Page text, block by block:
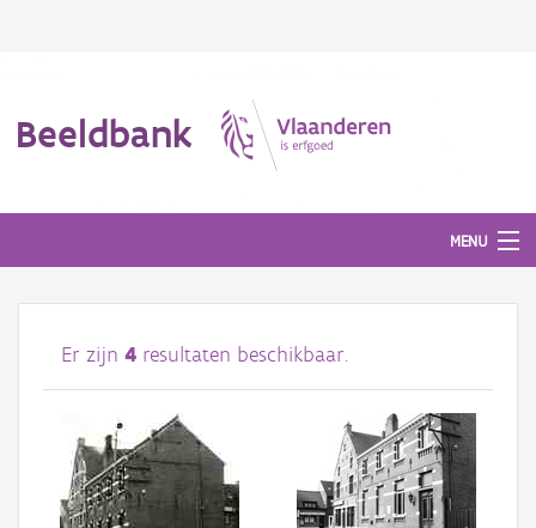
Beeldbank
MENU
Afbeeldingen
#BeeldIndeKijker
Hergebruik
Over ons
Er zijn 4 resultaten beschikbaar.